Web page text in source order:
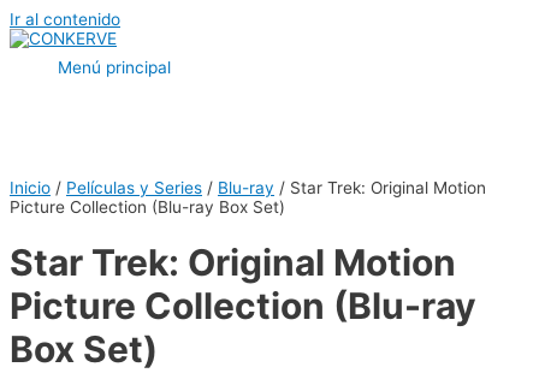
Ir al contenido
Menú principal
Inicio / Películas y Series / Blu-ray / Star Trek: Original Motion
Picture Collection (Blu-ray Box Set)
Star Trek: Original Motion
Picture Collection (Blu-ray
Box Set)